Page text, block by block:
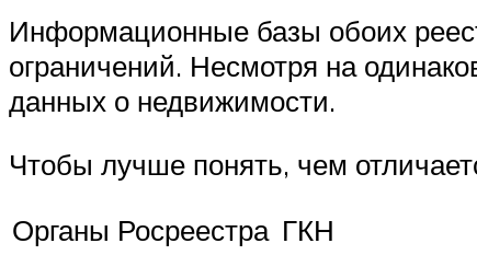
Информационные базы обоих
ограничений. Несмотря на
данных о недвижимости.
Чтобы лучше понять, чем
Органы Росреестра ГКН